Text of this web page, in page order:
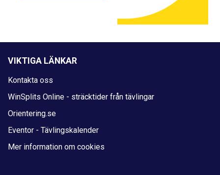
VIKTIGA LÄNKAR
Kontakta oss
WinSplits Online - sträcktider från tävlingar
Orientering.se
Eventor - Tävlingskalender
Mer information om cookies